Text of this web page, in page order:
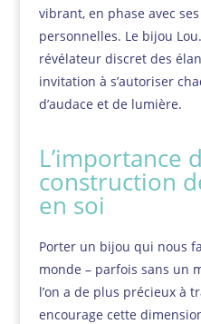
vibrant, en phase avec
personnelles. Le bijou
révélateur discret des
invitation à s’autoriser
d’audace et de lumière.
L’importance
construction
en soi
Porter un bijou qui nous
monde – parfois sans un
l’on a de plus précieux à
encourage cette